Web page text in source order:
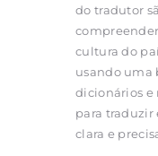
do tradutor
cultura do
usando uma
dicionários e
para traduzir
clara e